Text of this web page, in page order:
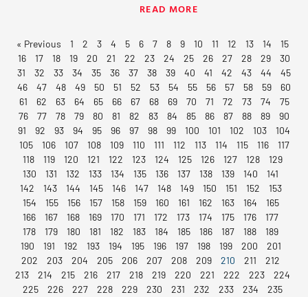
READ MORE
« Previous 1 2 3 4 5 6 7 8 9 10 11 12 13 14
15
16
17 18 19 20 21 22 23 24 25 26 27 28 29
30
31
32 33 34 35 36 37 38 39 40 41 42 43 44
45
46
47 48 49 50 51 52 53 54 55 56 57 58 59
60
61
62 63 64 65 66 67 68 69 70 71 72 73 74
75
76
77 78 79 80 81 82 83 84 85 86 87 88 89
90
91
92 93 94 95 96 97 98 99 100 101 102 103
104
105
106 107 108 109 110 111 112 113 114 115 116
117
118
119 120 121 122 123 124 125 126 127 128
129
130
131 132 133 134 135 136 137 138 139 140
141
142
143 144 145 146 147 148 149 150 151 152
153
154
155 156 157 158 159 160 161 162 163 164
165
166
167 168 169 170 171 172 173 174 175 176
177
178
179 180 181 182 183 184 185 186 187 188
189
190
191 192 193 194 195 196 197 198 199 200
201
202
203 204 205 206 207 208 209 210 211
212
213
214 215 216 217 218 219 220 221 222 223
224
225
226 227 228 229 230 231 232 233 234
235